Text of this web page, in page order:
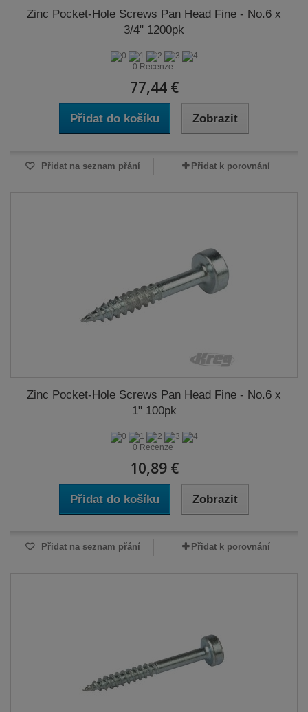
Zinc Pocket-Hole Screws Pan Head Fine - No.6 x
3/4" 1200pk
0 Recenze
77,44 €
Přidat do košíku Zobrazit
Přidat na seznam přání Přidat k porovnání
Zinc Pocket-Hole Screws Pan Head Fine - No.6 x
1" 100pk
0 Recenze
10,89 €
Přidat do košíku Zobrazit
Přidat na seznam přání Přidat k porovnání